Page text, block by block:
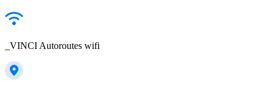
_VINCI Autoroutes wifi